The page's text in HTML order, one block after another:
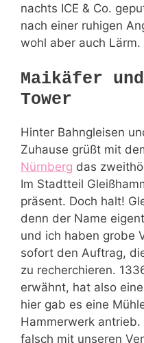
nachts ICE & Co.
nach einer ruhigen
wohl aber auch Lärm.
Maikäfer
Tower
Hinter Bahngleisen
Zuhause grüßt mit
Nürnberg das
Im Stadtteil
präsent. Doch halt!
denn der Name
und ich haben grobe
sofort den Auftrag,
zu recherchieren.
erwähnt, hat also
hier gab es eine
Hammerwerk
falsch mit unseren